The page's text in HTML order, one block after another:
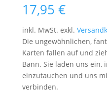
17,95 €
inkl. MwSt. exkl.
Die ungewöhnlichen,
Karten fallen auf und
Bann. Sie laden uns ein,
einzutauchen und uns
verbinden.